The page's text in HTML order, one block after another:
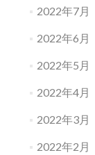
2022年7月
2022年6月
2022年5月
2022年4月
2022年3月
2022年2月